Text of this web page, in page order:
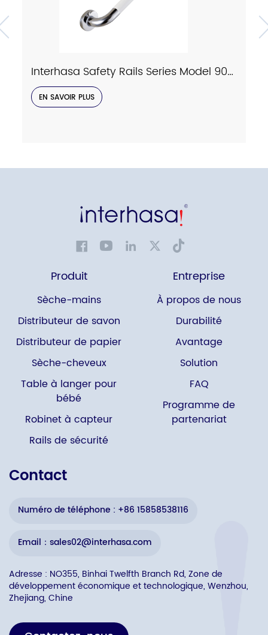
Interhasa Safety Rails Series Model 9023
EN SAVOIR PLUS
Produit
Sèche-mains
Distributeur de savon
Distributeur de papier
Sèche-cheveux
Table à langer pour
bébé
Robinet à capteur
Rails de sécurité
Entreprise
À propos de nous
Durabilité
Avantage
Solution
FAQ
Programme de
partenariat
Contact
Numéro de téléphone : +86 15858538116
Email：sales02@interhasa.com
Adresse : NO355, Binhai Twelfth Branch Rd, Zone de
développement économique et technologique, Wenzhou,
Zhejiang, Chine